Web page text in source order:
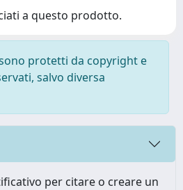
a questo prodotto.
protetti da copyright e
salvo diversa
per citare o creare un